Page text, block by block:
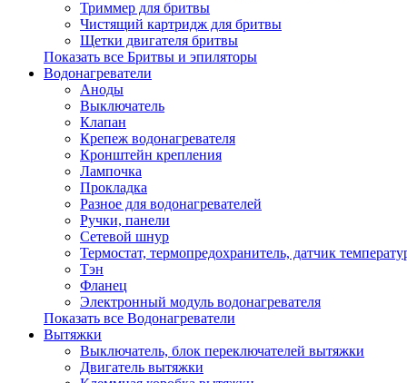
Триммер для бритвы
Чистящий картридж для бритвы
Щетки двигателя бритвы
Показать все Бритвы и эпиляторы
Водонагреватели
Аноды
Выключатель
Клапан
Крепеж водонагревателя
Кронштейн крепления
Лампочка
Прокладка
Разное для водонагревателей
Ручки, панели
Сетевой шнур
Термостат, термопредохранитель, датчик
Тэн
Фланец
Электронный модуль водонагревателя
Показать все Водонагреватели
Вытяжки
Выключатель, блок переключателей вытяжки
Двигатель вытяжки